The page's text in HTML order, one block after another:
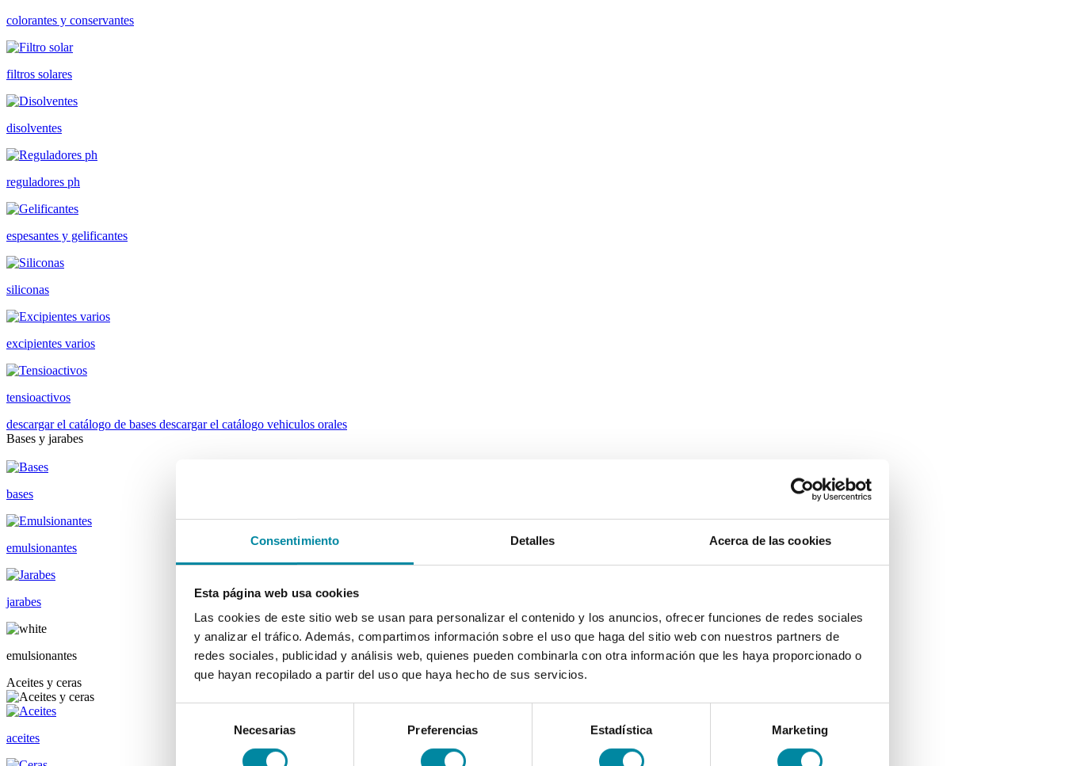
Consentimiento Detalles Acerca de las cookies
Esta página web usa cookies
Las cookies de este sitio web se usan para personalizar el contenido y los anuncios, ofrecer funciones de redes sociales
y analizar el tráfico. Además, compartimos información sobre el uso que haga del sitio web con nuestros partners de
redes sociales, publicidad y análisis web, quienes pueden combinarla con otra información que les haya proporcionado o
que hayan recopilado a partir del uso que haya hecho de sus servicios.
consentimiento
Necesarias Preferencias Estadística Marketing
colorantes y conservantes
filtros solares
disolventes
reguladores ph
espesantes y gelificantes
siliconas
excipientes varios
tensioactivos
descargar el catálogo de bases descargar el catálogo vehiculos orales
Bases y jarabes
bases
emulsionantes
jarabes
emulsionantes
Aceites y ceras
aceites